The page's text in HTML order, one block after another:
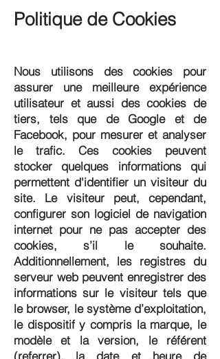
Politique de Cookies
Nous utilisons des cookies pour
assurer une meilleure expérience
utilisateur et aussi des cookies de
tiers, tels que de Google et de
Facebook, pour mesurer et analyser
le trafic. Ces cookies peuvent
stocker quelques informations qui
permettent d'identifier un visiteur du
site. Le visiteur peut, cependant,
configurer son logiciel de navigation
internet pour ne pas accepter des
cookies, s’il le souhaite.
Additionnellement, les registres du
serveur web peuvent enregistrer des
informations sur le visiteur tels que
le browser, le système d’exploitation,
le dispositif y compris la marque, le
modèle et la version, le référent
(referrer), la date et heure de